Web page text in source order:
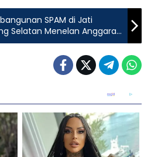
SPAM di Jati
Selatan Menelan Anggaran
Perencana, Pengawas